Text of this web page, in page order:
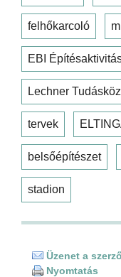
felhőkarcoló
EBI
Lechner
tervek
belsőépítészet
stadion
Üzenet a
Nyomtatás